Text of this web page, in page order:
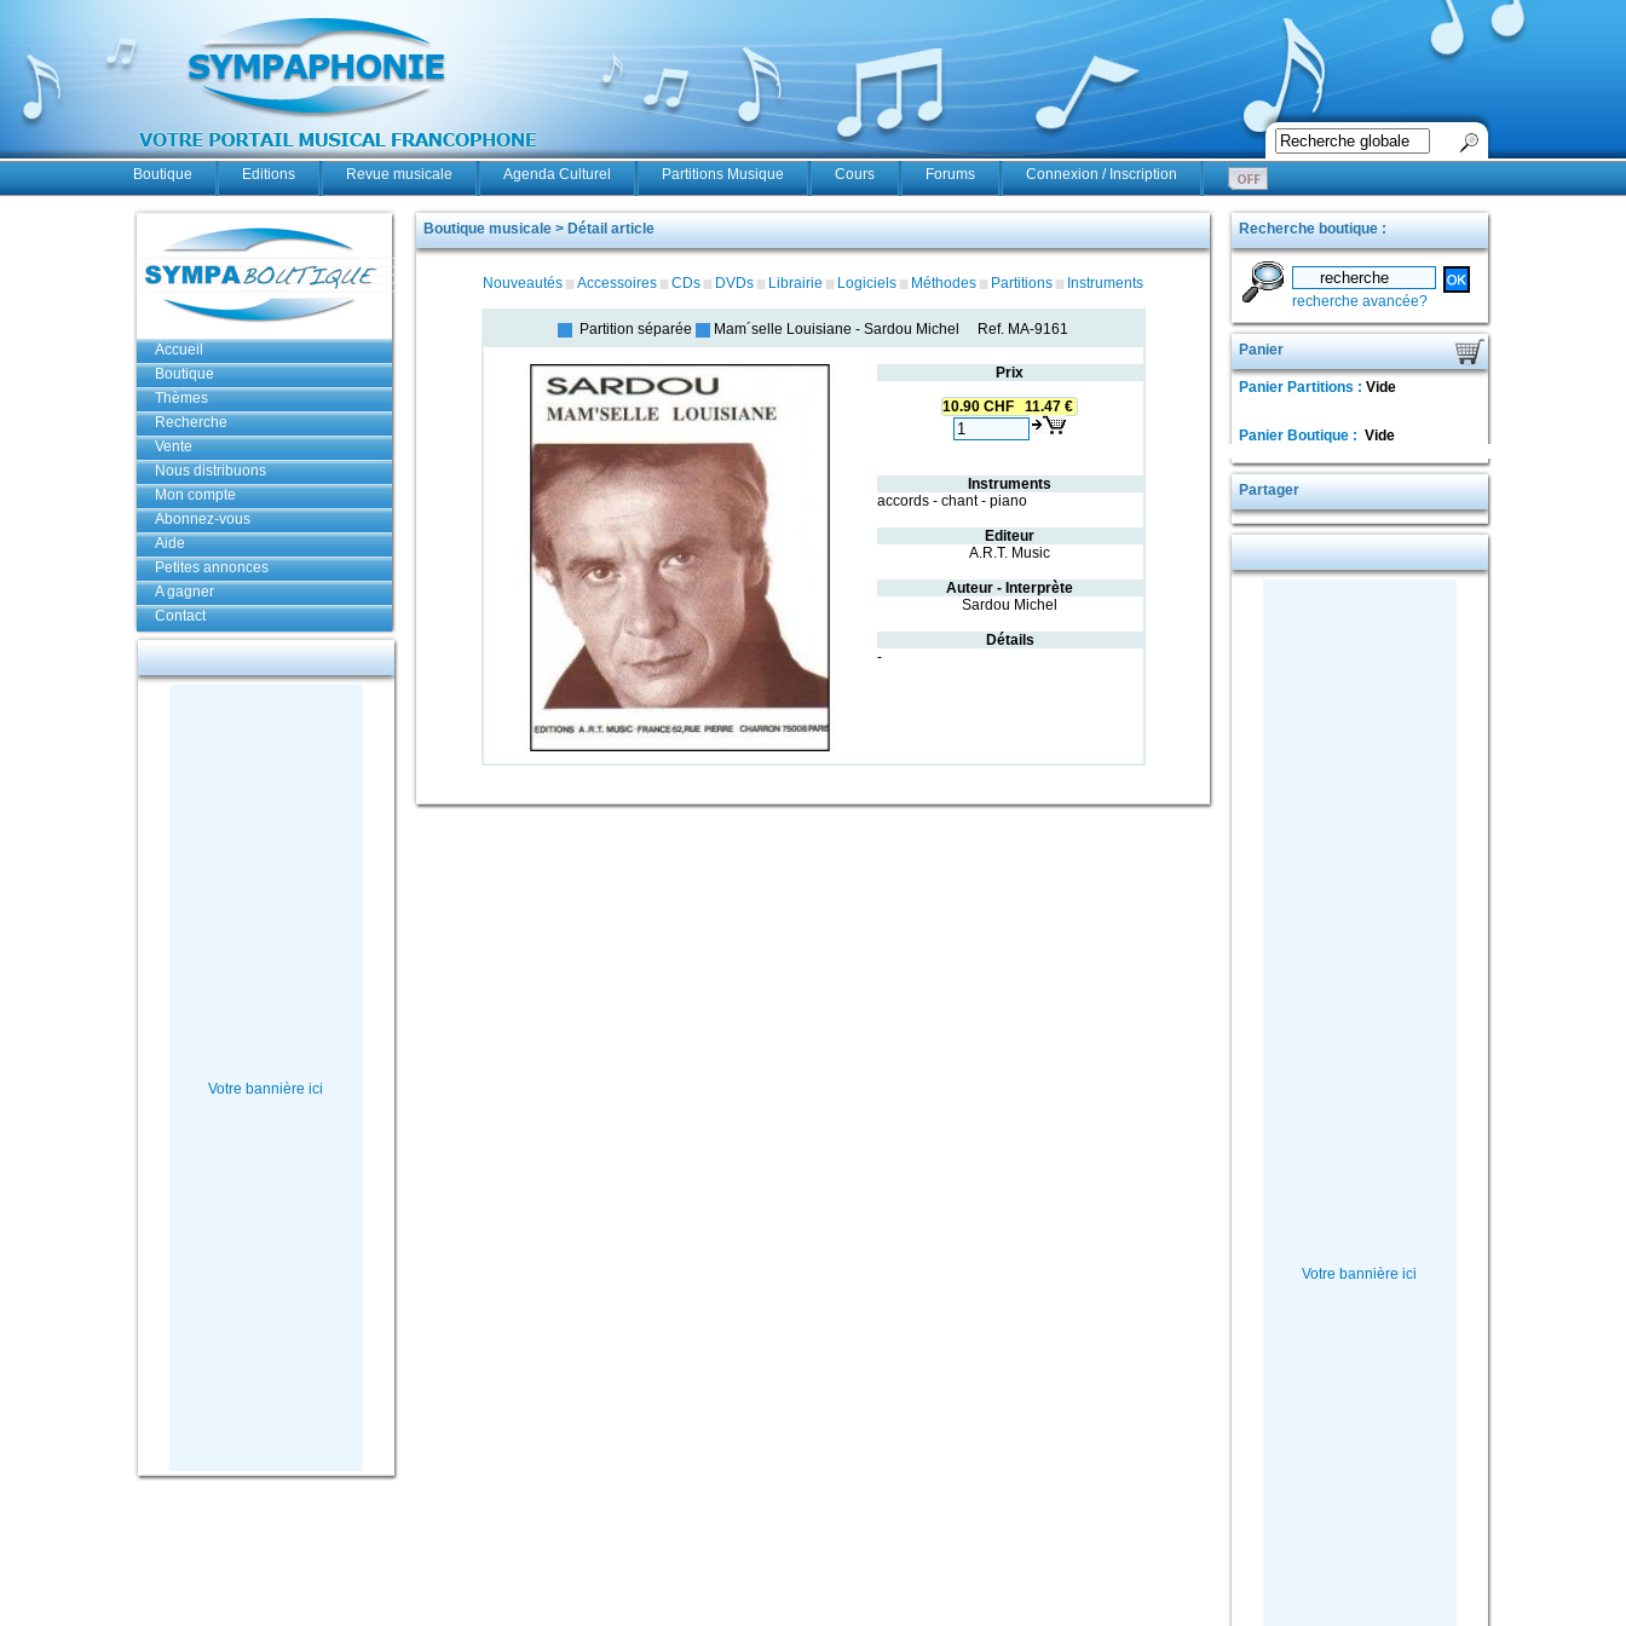
Boutique Editions Revue musicale Agenda Culturel Partitions Musique Cours Forums Connexion / Inscription
Accueil
Boutique
Thèmes
Recherche
Vente
Nous distribuons
Mon compte
Abonnez-vous
Aide
Petites annonces
A gagner
Contact
Votre bannière ici
Boutique musicale > Détail article
Nouveautés Accessoires CDs DVDs Librairie Logiciels Méthodes Partitions Instruments
Partition séparée Mam´selle Louisiane - Sardou Michel Ref. MA-9161
Prix
10.90 CHF 11.47 €
Instruments
accords - chant - piano
Editeur
A.R.T. Music
Auteur - Interprète
Sardou Michel
Détails
-
Recherche boutique :
recherche avancée?
Panier
Panier Partitions : Vide
Panier Boutique : Vide
Partager
Votre bannière ici